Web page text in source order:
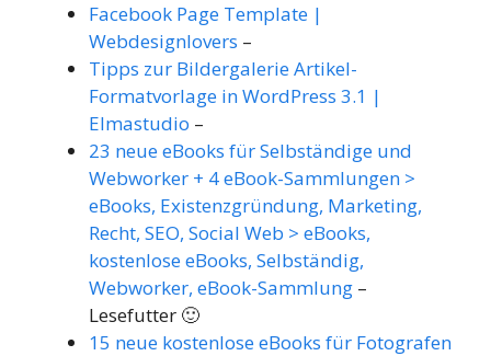
Facebook Page Template |
Webdesignlovers –
Tipps zur Bildergalerie Artikel-
Formatvorlage in WordPress 3.1 |
Elmastudio –
23 neue eBooks für Selbständige und
Webworker + 4 eBook-Sammlungen >
eBooks, Existenzgründung, Marketing,
Recht, SEO, Social Web > eBooks,
kostenlose eBooks, Selbständig,
Webworker, eBook-Sammlung –
Lesefutter 🙂
15 neue kostenlose eBooks für Fotografen